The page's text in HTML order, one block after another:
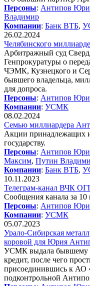
Персоны: Антипов
Владимир
Компании: Банк ВТБ,
26.02.2024
Челябинского
Арбитражный суд
Генпрокуратуры о
ЧЭМК, Кузнецкого и
бывшего владельца,
для допроса.
Персоны: Антипов
Компании: УСМК
08.02.2024
Cемью миллиардера
Акции принадлежащих
государству.
Персоны: Антипов
Максим, Путин
Компании: Банк ВТБ,
10.11.2023
Телеграм-канал ВЧК
Сообщения канала за 10
Персоны: Антипов
Компании: УСМК
05.07.2023
Урало-Сибирская
коровой для Юрия
УСМК выдала бывшему
кредит, после чего
присоединившись к АО
подконтрольной